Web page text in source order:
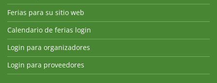
Ferias para su sitio web
Calendario de ferias login
Login para organizadores
Login para proveedores